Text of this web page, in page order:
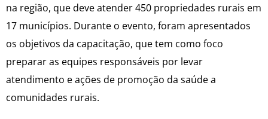
na região, que deve atender 450 propriedades rurais em
17 municípios. Durante o evento, foram apresentados
os objetivos da capacitação, que tem como foco
preparar as equipes responsáveis por levar
atendimento e ações de promoção da saúde a
comunidades rurais.